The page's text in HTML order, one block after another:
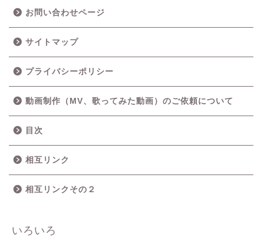
お問い合わせページ
サイトマップ
プライバシーポリシー
動画制作（MV、歌ってみた動画）のご依頼について
目次
相互リンク
相互リンクその２
いろいろ